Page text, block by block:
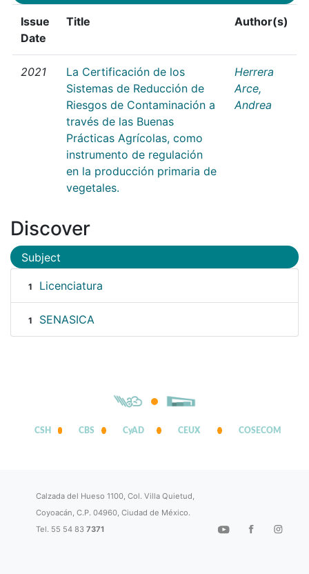
Issue
Date
Title Author(s)
2021
La Certificación de los
Sistemas de Reducción de
Riesgos de Contaminación a
través de las Buenas
Prácticas Agrícolas, como
instrumento de regulación
en la producción primaria de
vegetales.
Herrera
Arce,
Andrea
Discover
Subject
1 Licenciatura
1 SENASICA
CSH CBS CyAD CEUX COSECOM
Calzada del Hueso 1100, Col. Villa Quietud,
Coyoacán, C.P. 04960, Ciudad de México.
Tel. 55 54 837371